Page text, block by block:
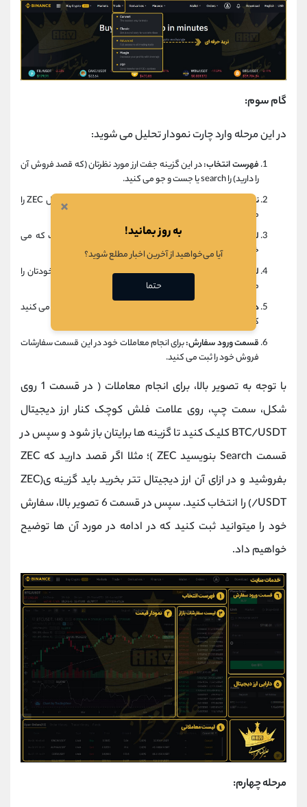
گام سوم:
در این مرحله وارد چارت نمودار تحلیل می شوید:
فهرست انتخاب:در این گزینه جفت ارز مورد نظرتان (که قصد فروش آن
را دارید) را search یا جست و جو می کنید.
نمودار قیمت:
در این قسمت روند حرکت قیمت بازار ارز دیجیتال ZEC را
مشاهده می کنید.
لیست سفارشات بازار:
سفارش های قیمت های افراد مختلف که می
خواهند ارز دیجیتال خود را در آن قیمت بخرند یا بفروشند.
لیست معاملاتی:
در این قسمت تمامی معاملات انجام شده خودتان را
می توانید بینید.
دارایی ارز دیجیتال:
در این قسمت کیف پول خودتان را مشاهده می کنید
که چه مقدار ارز دیجیتال دارید.
قسمت ورود سفارش:برای انجام معاملات خود در این قسمت سفارشات
فروش خود را ثبت می کنید.
با توجه به تصویر بالا، برای انجام معاملات ( در قسمت 1 روی
شکل، سمت چپ، روی علامت فلش کوچک کنار ارز دیجیتال
BTC/USDT کلیک کنید تا گزینه ها برایتان باز شود و سپس در
قسمت Search بنویسید ZEC )؛ مثلا اگر قصد دارید که ZEC
بفروشید و در ازای آن ارز دیجیتال تتر بخرید باید گزینه ی(ZEC
/USDT) را انتخاب کنید. سپس در قسمت 6 تصویر بالا، سفارش
خود را میتوانید ثبت کنید که در ادامه در مورد آن ها توضیح
خواهیم داد.
مرحله چهارم:
×
به روز بمانید!
آیا می‌خواهید از آخرین اخبار مطلع شوید؟
حتما